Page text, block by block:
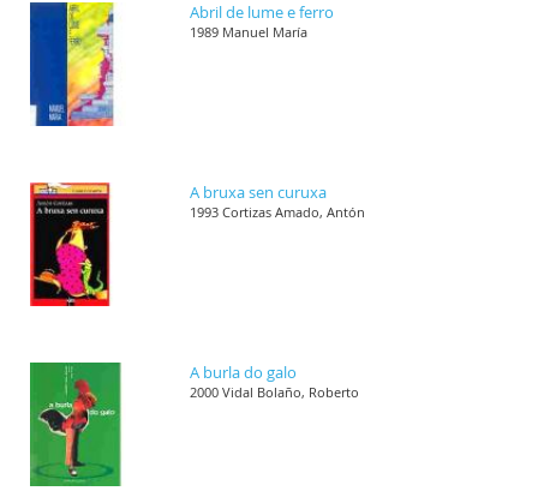
Abril de lume e ferro
1989 Manuel María
A bruxa sen curuxa
1993 Cortizas Amado, Antón
A burla do galo
2000 Vidal Bolaño, Roberto